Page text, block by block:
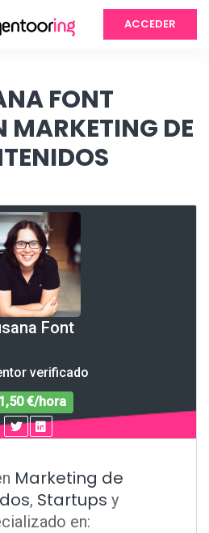
ACCEDER
FONT
MARKETING DE
Font
verificado
€/hora
Marketing de
, Startups y
en: